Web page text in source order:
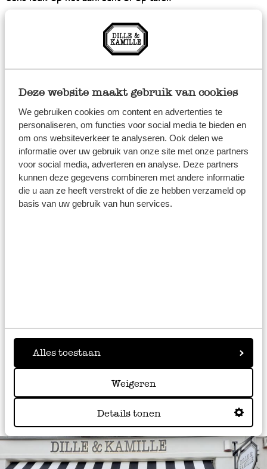
Deze website maakt gebruik van cookies
We gebruiken cookies om content en advertenties te
personaliseren, om functies voor social media te bieden en
om ons websiteverkeer te analyseren. Ook delen we
informatie over uw gebruik van onze site met onze partners
voor social media, adverteren en analyse. Deze partners
kunnen deze gegevens combineren met andere informatie
die u aan ze heeft verstrekt of die ze hebben verzameld op
basis van uw gebruik van hun services.
Alles toestaan
Weigeren
Details tonen
Kruidenpotjes met
strooideksels
kruidenpotjes
met een strooideksel. Deze
gebruik je voor verschillendekruidenenspecerijen
Doordat ze van glas zijn kun je gemakkelijk zien wat er in
de potjes zit! Of plak leukeetikettenop je potjes, voor
een handig overzicht. Verzamel ze eventueel nog in een
rekje voor kruidenpotjes!